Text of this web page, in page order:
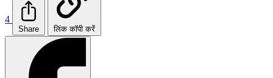
4
Share लिंक कॉपी करें